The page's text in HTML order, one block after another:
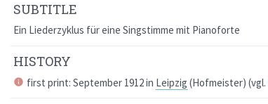
SUBTITLE
Ein Liederzyklus für eine Singstimme mit Pianoforte
HISTORY
info first print: September 1912 in Leipzig (Hofmeister) (vgl.